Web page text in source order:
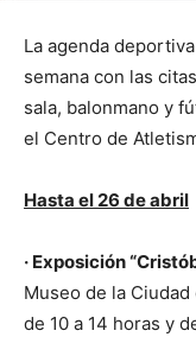
La agenda
semana con las
sala, balonmano y
el Centro de
Hasta el 26 de abril
· Exposición
Museo de la
de 10 a 14 horas y